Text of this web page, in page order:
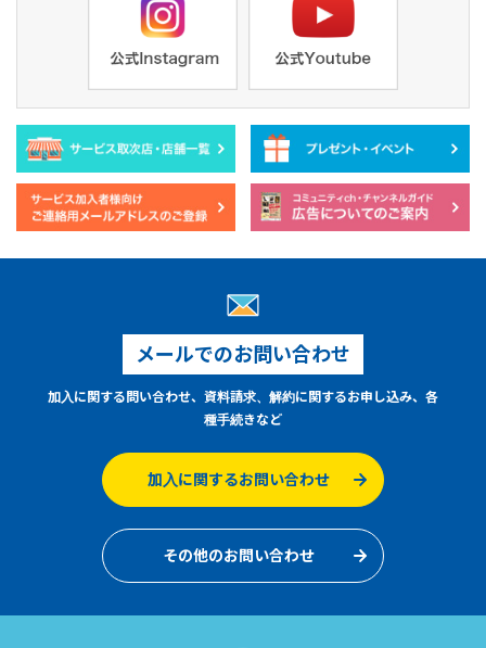
メールでのお問い合わせ
加入に関する問い合わせ、資料請求、解約に関するお申し込み、各
種手続きなど
加入に関するお問い合わせ
その他のお問い合わせ